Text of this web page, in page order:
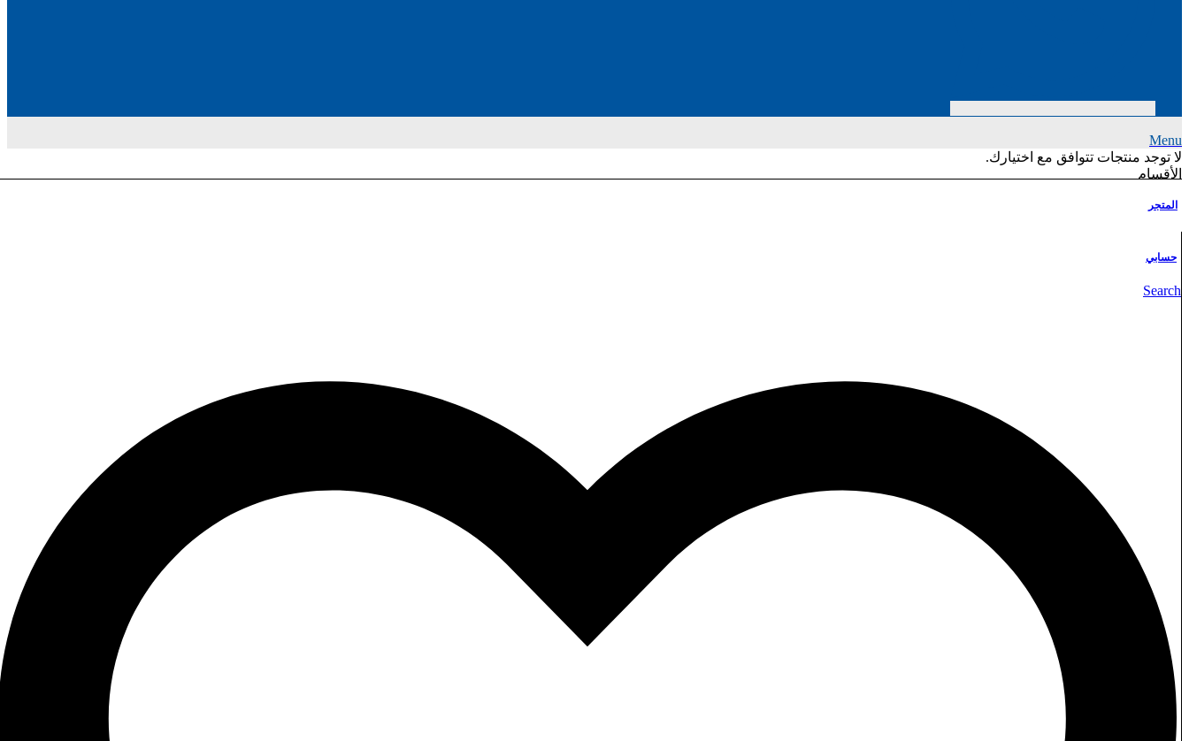
Menu
لا توجد منتجات تتوافق مع اختيارك.
الأقسام
الادب - رواية
الشرق الأوسط- النزاع العربي الإسرائيلي
كتب د/ خالد توفيق
أطفال
أطفال وناشئة
علوم أشبال
سلسلة الغرفة المظلمة - أدب اليافعين والناشئة
سلسلة المغامرات - أدب اليافعين والناشئة
سلسلة الفرسان الثلاثة - أدب اليافعين والناشئة
حكايات الفيل و النملة (ملونة) - أطفال
سلسلة أخلاق الإنسان (ملونة) - أطفال
سلسلة أمنيتي أن أكون - (ملونة) - أطفال
سلسلة الطبيعة هي الأصل (ملونة) - أطفال
سلسلة المدن - (ملونة) - أطفال
سلسلة تيتا(ملونة)- أطفال
سلسلة كائنات في خطر (ملونة) - أطفال
المتجر
حسابي
Search